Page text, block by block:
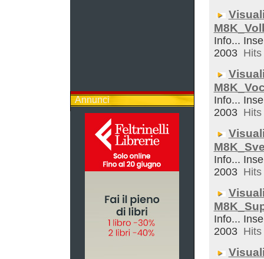
Annunci
Info...
2003
Info...
2003
Info...
2003
Info...
2003